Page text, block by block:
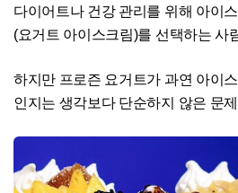
다이어트나 건강 관리를 위해 아이
(요거트 아이스크림)를 선택하는 사
하지만 프로즌 요거트가 과연 아이
인지는 생각보다 단순하지 않은 문